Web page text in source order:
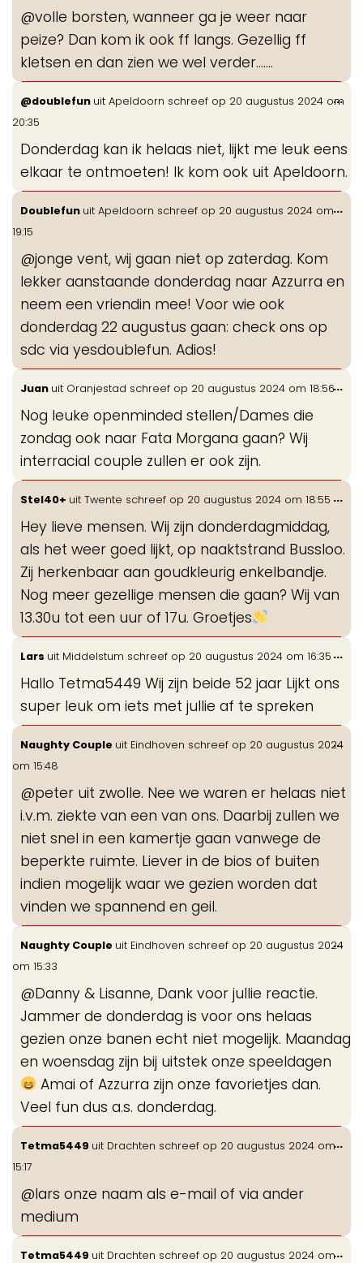
@volle borsten, wanneer ga je weer naar
peize? Dan kom ik ook ff langs. Gezellig ff
kletsen en dan zien we wel verder…….
@doublefun uit Apeldoorn schreef op 20 augustus 2024 om
20:35
Donderdag kan ik helaas niet, lijkt me leuk eens
elkaar te ontmoeten! Ik kom ook uit Apeldoorn.
...
Doublefun uit Apeldoorn schreef op 20 augustus 2024 om
19:15
@jonge vent, wij gaan niet op zaterdag. Kom
lekker aanstaande donderdag naar Azzurra en
neem een vriendin mee! Voor wie ook
donderdag 22 augustus gaan: check ons op
sdc via yesdoublefun. Adios!
...
Juan uit Oranjestad schreef op 20 augustus 2024 om 18:56
Nog leuke openminded stellen/Dames die
zondag ook naar Fata Morgana gaan? Wij
interracial couple zullen er ook zijn.
...
Stel40+ uit Twente schreef op 20 augustus 2024 om 18:55
Hey lieve mensen. Wij zijn donderdagmiddag,
als het weer goed lijkt, op naaktstrand Bussloo.
Zij herkenbaar aan goudkleurig enkelbandje.
Nog meer gezellige mensen die gaan? Wij van
13.30u tot een uur of 17u. Groetjes
...
Lars uit Middelstum schreef op 20 augustus 2024 om 16:35
Hallo Tetma5449 Wij zijn beide 52 jaar Lijkt ons
super leuk om iets met jullie af te spreken
...
Naughty Couple uit Eindhoven schreef op 20 augustus 2024
om 15:48
@peter uit zwolle. Nee we waren er helaas niet
i.v.m. ziekte van een van ons. Daarbij zullen we
niet snel in een kamertje gaan vanwege de
beperkte ruimte. Liever in de bios of buiten
indien mogelijk waar we gezien worden dat
vinden we spannend en geil.
...
Naughty Couple uit Eindhoven schreef op 20 augustus 2024
om 15:33
@Danny & Lisanne, Dank voor jullie reactie.
Jammer de donderdag is voor ons helaas
gezien onze banen echt niet mogelijk. Maandag
en woensdag zijn bij uitstek onze speeldagen
Amai of Azzurra zijn onze favorietjes dan.
Veel fun dus a.s. donderdag.
...
Tetma5449 uit Drachten schreef op 20 augustus 2024 om
15:17
@lars onze naam als e-mail of via ander
medium
...
Tetma5449 uit Drachten schreef op 20 augustus 2024 om...